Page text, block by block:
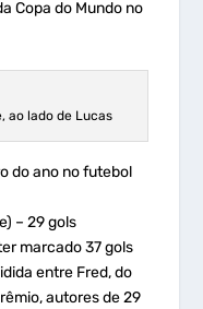
Copa do Mundo no
ao lado de Lucas
do ano no futebol
– 29 gols
marcado 37 gols
entre Fred, do
autores de 29